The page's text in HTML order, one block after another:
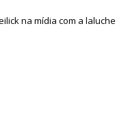
na mídia com a laluche